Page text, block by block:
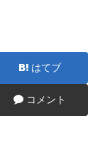
はてブ
コメント